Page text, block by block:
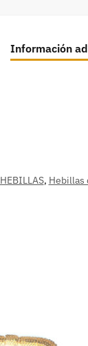
Información
HEBILLAS, Hebillas